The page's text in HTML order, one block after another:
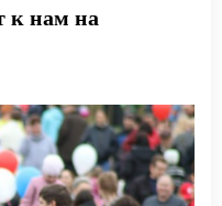
к нам на